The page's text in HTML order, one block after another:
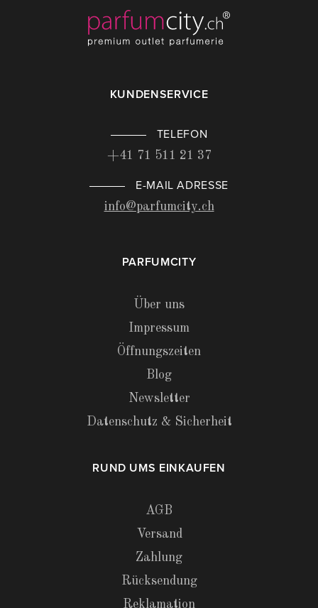
KUNDENSERVICE
TELEFON
+41 71 511 21 37
E-MAIL ADRESSE
info@parfumcity.ch
PARFUMCITY
Über uns
Impressum
Öffnungszeiten
Blog
Newsletter
Datenschutz & Sicherheit
RUND UMS EINKAUFEN
AGB
Versand
Zahlung
Rücksendung
Reklamation